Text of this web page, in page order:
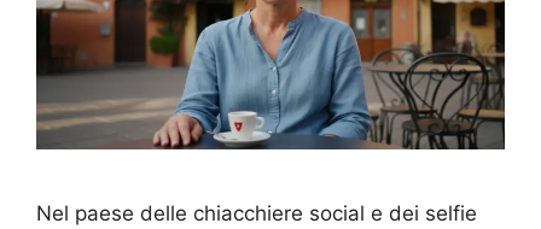
Nel paese delle chiacchiere social e dei selfie